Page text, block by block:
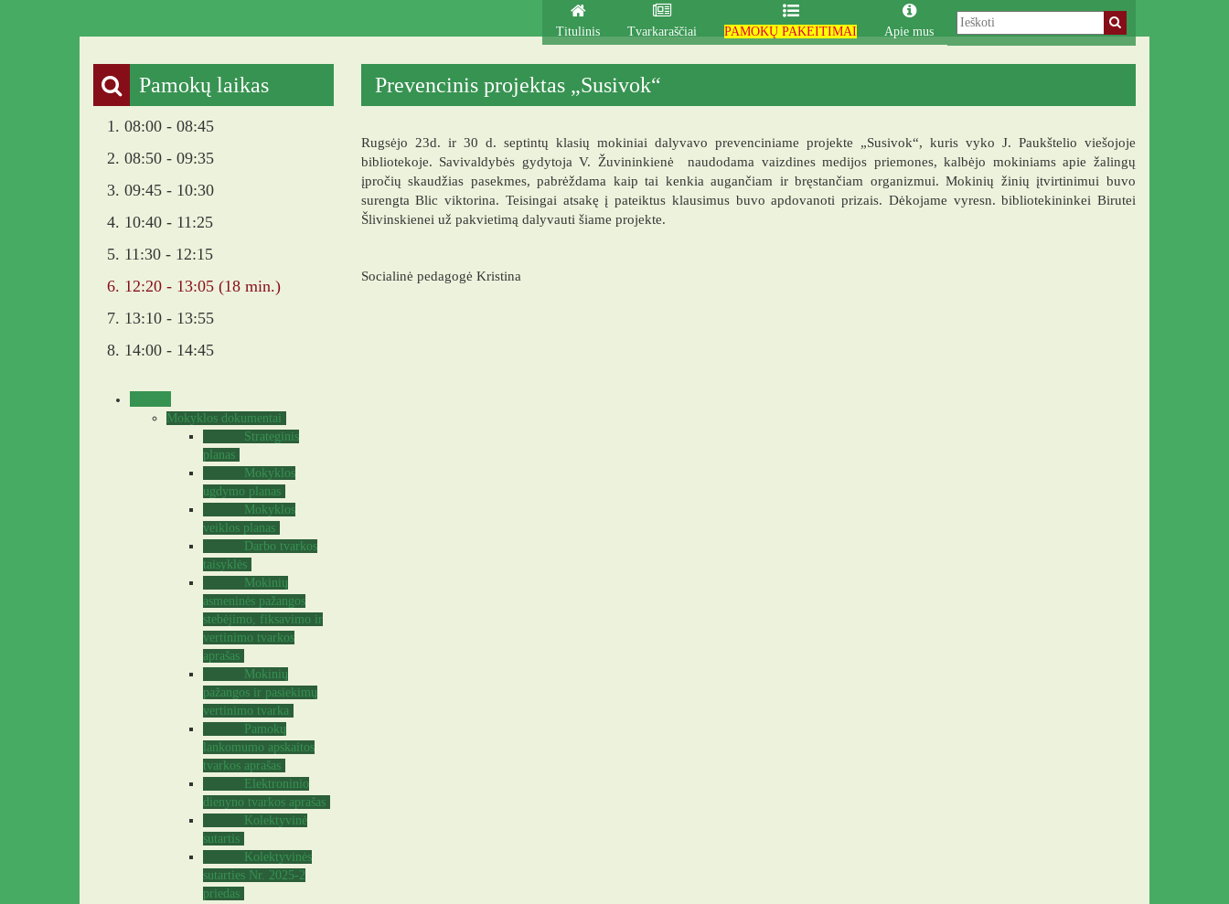
Titulinis Tvarkaraščiai PAMOKŲ PAKEITIMAI Apie mus
Pamokų laikas
1. 08:00 - 08:45
2. 08:50 - 09:35
3. 09:45 - 10:30
4. 10:40 - 11:25
5. 11:30 - 12:15
6. 12:20 - 13:05 (18 min.)
7. 13:10 - 13:55
8. 14:00 - 14:45
Mokyklos dokumentai
Strateginis
planas
Mokyklos
ugdymo planas
Mokyklos
veiklos planas
Darbo tvarkos
taisyklės
Mokinių
asmeninės pažangos
stebėjimo, fiksavimo ir
vertinimo tvarkos
aprašas
Mokinių
pažangos ir pasiekimų
vertinimo tvarka
Pamokų
lankomumo apskaitos
tvarkos aprašas
Elektroninio
dienyno tvarkos aprašas
Kolektyvinė
sutartis
Kolektyvinės
sutarties Nr. 2025-2
priedas
Prevencinis projektas „Susivok“
Rugsėjo 23d. ir 30 d. septintų klasių mokiniai dalyvavo prevenciniame projekte „Susivok“, kuris vyko J. Paukštelio viešojoje
bibliotekoje. Savivaldybės gydytoja V. Žuvininkienė naudodama vaizdines medijos priemones, kalbėjo mokiniams apie žalingų
įpročių skaudžias pasekmes, pabrėždama kaip tai kenkia augančiam ir bręstančiam organizmui. Mokinių žinių įtvirtinimui buvo
surengta Blic viktorina. Teisingai atsakę į pateiktus klausimus buvo apdovanoti prizais. Dėkojame vyresn. bibliotekininkei Birutei
Šlivinskienei už pakvietimą dalyvauti šiame projekte.
Socialinė pedagogė Kristina